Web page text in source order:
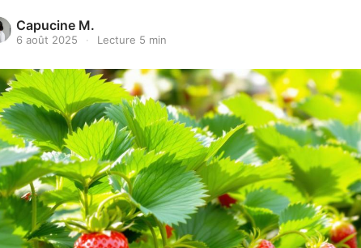
Capucine M.
6 août 2025 · Lecture 5 min